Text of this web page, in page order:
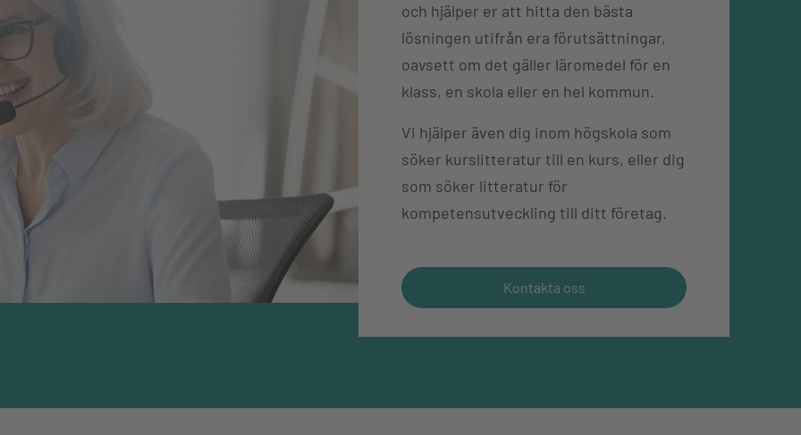
och hjälper er att hitta den bästa
lösningen utifrån era förutsättningar,
oavsett om det gäller läromedel för en
klass, en skola eller en hel kommun.
Vi hjälper även dig inom högskola som
söker kurslitteratur till en kurs, eller dig
som söker litteratur för
kompetensutveckling till ditt företag.
Kontakta oss